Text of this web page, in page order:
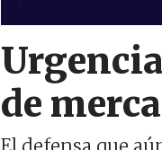
de